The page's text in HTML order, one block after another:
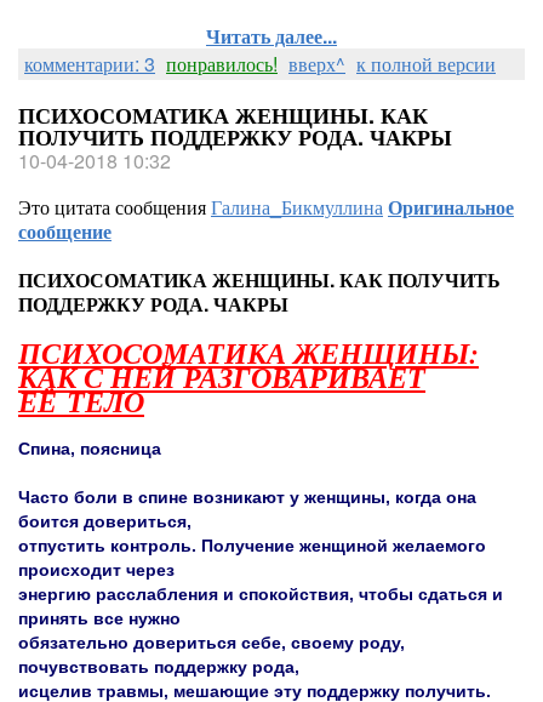
Читать далее...
комментарии: 3 понравилось! вверх^ к полной версии
ПСИХОСОМАТИКА ЖЕНЩИНЫ. КАК
ПОЛУЧИТЬ ПОДДЕРЖКУ РОДА. ЧАКРЫ
10-04-2018 10:32
Это цитата сообщенияГалина_БикмуллинаОригинальное
сообщение
ПСИХОСОМАТИКА ЖЕНЩИНЫ. КАК ПОЛУЧИТЬ
ПОДДЕРЖКУ РОДА. ЧАКРЫ
ПСИХОСОМАТИКА ЖЕНЩИНЫ:
КАК С НЕЙ РАЗГОВАРИВАЕТ
ЕЁ ТЕЛО
Спина, поясница
Часто боли в спине возникают у женщины, когда она
боится довериться,
отпустить контроль. Получение женщиной желаемого
происходит через
энергию расслабления и спокойствия, чтобы сдаться и
принять все нужно
обязательно довериться себе, своему роду,
почувствовать поддержку рода,
исцелив травмы, мешающие эту поддержку получить.